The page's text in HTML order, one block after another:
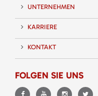
UNTERNEHMEN
KARRIERE
KONTAKT
FOLGEN SIE UNS